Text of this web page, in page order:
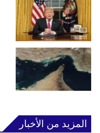
المزيد من الأخبار